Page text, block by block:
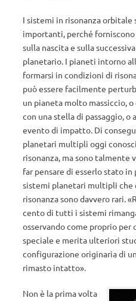
I sistemi in risonanza orbitale
importanti, perché
sulla nascita e sulla
planetario. I pianeti intorno
formarsi in condizioni di
può essere facilmente
un pianeta molto massiccio,
con una stella di passaggio, o
evento di impatto. Di
planetari multipli oggi
risonanza, ma sono talmente
far pensare di esserlo stato in
sistemi planetari multipli che
risonanza sono davvero rari.
cento di tutti i sistemi
osservando come proprio
speciale e merita ulteriori
configurazione originaria di
rimasto intatto».
Non è la prima volta